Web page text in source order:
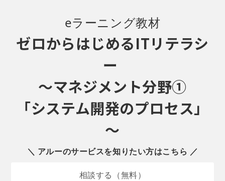
eラーニング教材
ゼロからはじめるITリテラシ
ー
～マネジメント分野①
「システム開発のプロセス」
～
＼ アルーのサービスを知りたい方はこちら ／
相談する（無料）